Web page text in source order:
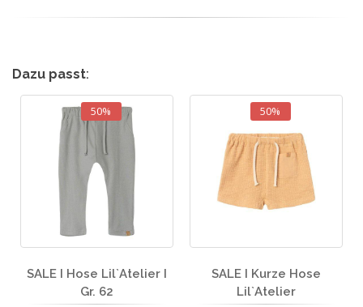
Dazu passt:
50%
SALE I Hose Lil`Atelier I
Gr. 62
50%
SALE I Kurze Hose
Lil`Atelier